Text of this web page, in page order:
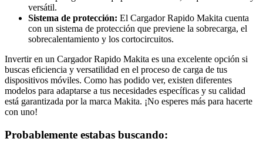
versátil.
Sistema de protección: El Cargador Rapido Makita cuenta
con un sistema de protección que previene la sobrecarga, el
sobrecalentamiento y los cortocircuitos.
Invertir en un Cargador Rapido Makita es una excelente opción si
buscas eficiencia y versatilidad en el proceso de carga de tus
dispositivos móviles. Como has podido ver, existen diferentes
modelos para adaptarse a tus necesidades específicas y su calidad
está garantizada por la marca Makita. ¡No esperes más para hacerte
con uno!
Probablemente estabas buscando: